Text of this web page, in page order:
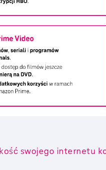
swojego internetu